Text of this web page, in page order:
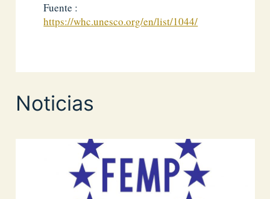
Fuente :
https://whc.unesco.org/en/list/1044/
Noticias